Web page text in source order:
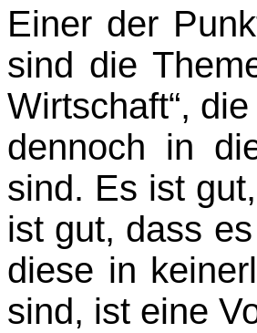
Einer der
sind die
Wirtschaft“,
den­noch in
sind. Es ist
ist gut, dass
diese in
sind, ist eine